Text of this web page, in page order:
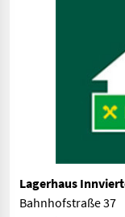
Lagerhaus
Bahnhofstraße 37